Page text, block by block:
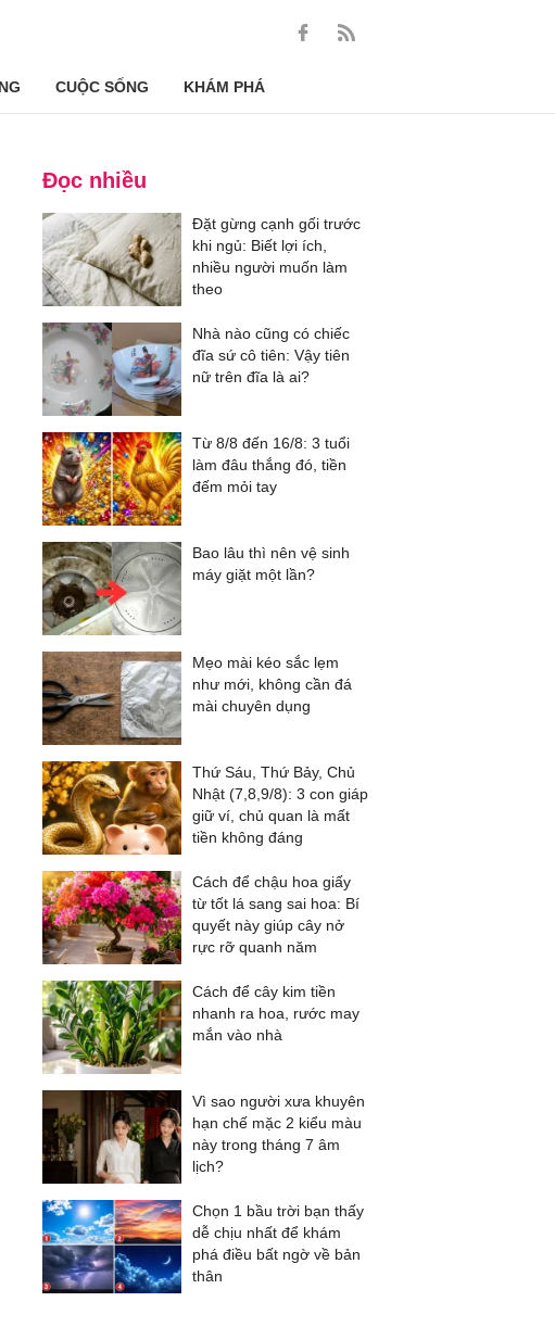
CUỘC SỐNG KHÁM PHÁ
Đọc nhiều
Đặt gừng cạnh gối trước
khi ngủ: Biết lợi ích,
nhiều người muốn làm
theo
Nhà nào cũng có chiếc
đĩa sứ cô tiên: Vậy tiên
nữ trên đĩa là ai?
Từ 8/8 đến 16/8: 3 tuổi
làm đâu thắng đó, tiền
đếm mỏi tay
Bao lâu thì nên vệ sinh
máy giặt một lần?
Mẹo mài kéo sắc lẹm
như mới, không cần đá
mài chuyên dụng
Thứ Sáu, Thứ Bảy, Chủ
Nhật (7,8,9/8): 3 con giáp
giữ ví, chủ quan là mất
tiền không đáng
Cách để chậu hoa giấy
từ tốt lá sang sai hoa: Bí
quyết này giúp cây nở
rực rỡ quanh năm
Cách để cây kim tiền
nhanh ra hoa, rước may
mắn vào nhà
Vì sao người xưa khuyên
hạn chế mặc 2 kiểu màu
này trong tháng 7 âm
lịch?
Chọn 1 bầu trời bạn thấy
dễ chịu nhất để khám
phá điều bất ngờ về bản
thân